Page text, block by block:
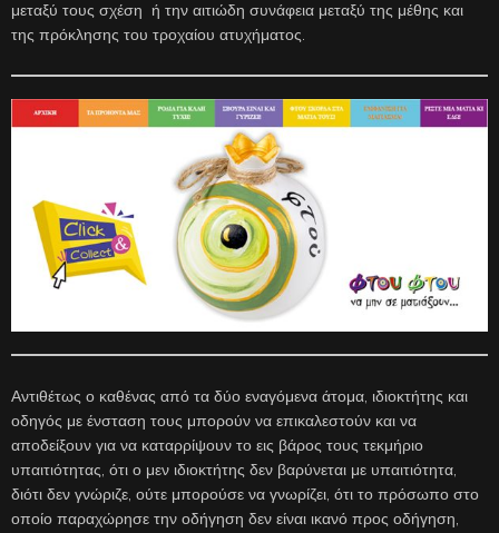
μεταξύ τους σχέση ή την αιτιώδη συνάφεια μεταξύ της μέθης και
της πρόκλησης του τροχαίου ατυχήματος.
Αντιθέτως ο καθένας από τα δύο εναγόμενα άτομα, ιδιοκτήτης και
οδηγός με ένσταση τους μπορούν να επικαλεστούν και να
αποδείξουν για να καταρρίψουν το εις βάρος τους τεκμήριο
υπαιτιότητας, ότι ο μεν ιδιοκτήτης δεν βαρύνεται με υπαιτιότητα,
διότι δεν γνώριζε, ούτε μπορούσε να γνωρίζει, ότι το πρόσωπο στο
οποίο παραχώρησε την οδήγηση δεν είναι ικανό προς οδήγηση,